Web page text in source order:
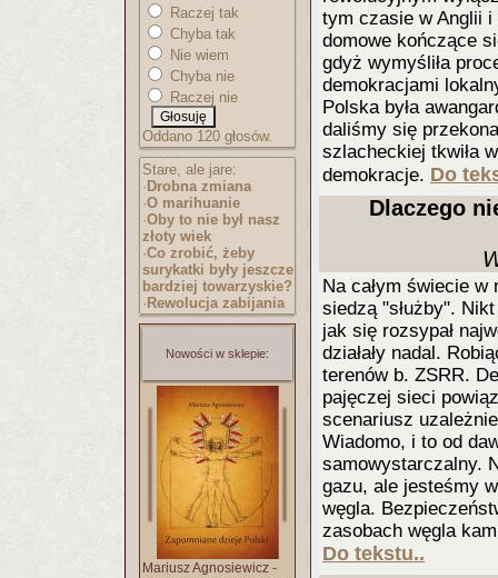
Raczej tak
Chyba tak
Nie wiem
Chyba nie
Raczej nie
Oddano 120 głosów.
Stare, ale jare:
· Drobna zmiana
·O marihuanie
·Oby to nie był nasz
złoty wiek
·Co zrobić, żeby
surykatki były jeszcze
bardziej towarzyskie?
· Rewolucja zabijania
Nowości w sklepie:
Mariusz Agnosiewicz -
tym czasie w Anglii i
domowe kończące
gdyż wymyśliła
demokracjami
Polska była
daliśmy się
szlacheckiej tkwiła
demokracje. Do
Dlaczego
Na całym świecie
siedzą "służby".
jak się rozsypał
działały nadal.
terenów b. ZSRR.
pajęczej sieci
scenariusz
Wiadomo, i to od
samowystarczalny.
gazu, ale jesteśmy
węgla.
zasobach węgla
Do tekstu..